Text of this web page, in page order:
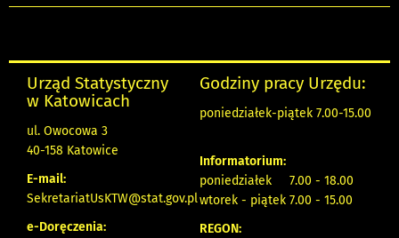
Urząd Statystyczny
w Katowicach
ul. Owocowa 3
40-158 Katowice
E-mail:
SekretariatUsKTW@stat.gov.pl
e-Doręczenia:
Godziny pracy Urzędu:
poniedziałek-piątek 7.00-15.00
Informatorium:
poniedziałek 7.00 - 18.00
wtorek - piątek 7.00 - 15.00
REGON: